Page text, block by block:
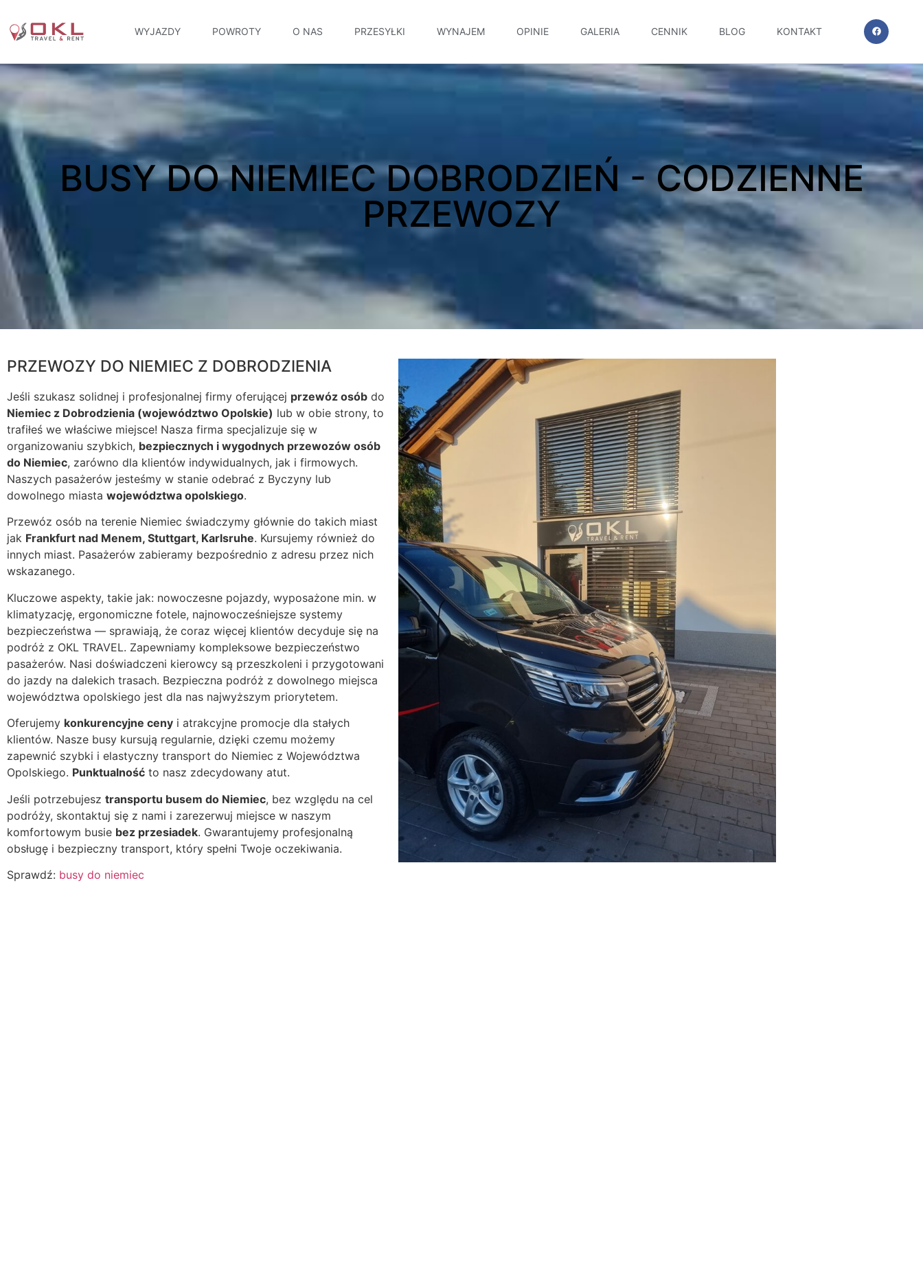
WYJAZDY POWROTY O NAS PRZESYŁKI WYNAJEM OPINIE GALERIA CENNIK BLOG KONTAKT
BUSY DO NIEMIEC DOBRODZIEŃ - CODZIENNE
PRZEWOZY
PRZEWOZY DO NIEMIEC Z DOBRODZIENIA
Jeśli szukasz solidnej i profesjonalnej firmy oferującej przewóz osób do
Niemiec z Dobrodzienia (województwo Opolskie) lub w obie strony, to
trafiłeś we właściwe miejsce! Nasza firma specjalizuje się w
organizowaniu szybkich, bezpiecznych i wygodnych przewozów osób
do Niemiec, zarówno dla klientów indywidualnych, jak i firmowych.
Naszych pasażerów jesteśmy w stanie odebrać z Byczyny lub
dowolnego miasta województwa opolskiego.
Przewóz osób na terenie Niemiec świadczymy głównie do takich miast
jak Frankfurt nad Menem, Stuttgart, Karlsruhe. Kursujemy również do
innych miast. Pasażerów zabieramy bezpośrednio z adresu przez nich
wskazanego.
Kluczowe aspekty, takie jak: nowoczesne pojazdy, wyposażone min. w
klimatyzację, ergonomiczne fotele, najnowocześniejsze systemy
bezpieczeństwa — sprawiają, że coraz więcej klientów decyduje się na
podróż z OKL TRAVEL. Zapewniamy kompleksowe bezpieczeństwo
pasażerów. Nasi doświadczeni kierowcy są przeszkoleni i przygotowani
do jazdy na dalekich trasach. Bezpieczna podróż z dowolnego miejsca
województwa opolskiego jest dla nas najwyższym priorytetem.
Oferujemy konkurencyjne ceny i atrakcyjne promocje dla stałych
klientów. Nasze busy kursują regularnie, dzięki czemu możemy
zapewnić szybki i elastyczny transport do Niemiec z Województwa
Opolskiego. Punktualność to nasz zdecydowany atut.
Jeśli potrzebujesz transportu busem do Niemiec, bez względu na cel
podróży, skontaktuj się z nami i zarezerwuj miejsce w naszym
komfortowym busie bez przesiadek. Gwarantujemy profesjonalną
obsługę i bezpieczny transport, który spełni Twoje oczekiwania.
Sprawdź: busy do niemiec